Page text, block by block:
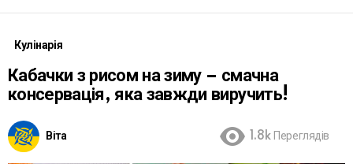
Кулінарія
Кабачки з рисом на зиму – смачна
консервація, яка завжди виручить!
Віта 1.8k Переглядів